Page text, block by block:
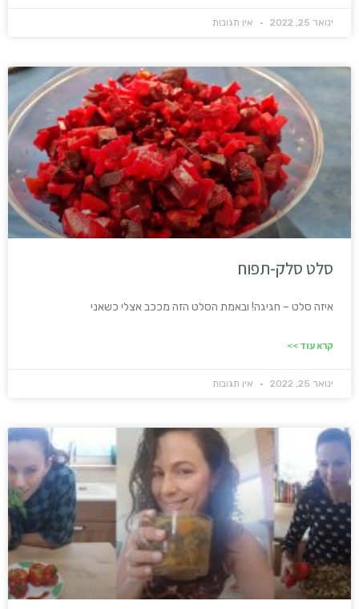
ינואר 25, 2022 אין תגובות
סלט סלק-תפוח
איזה סלט – חגיגה! ובאמת הסלט הזה מככב אצלי כשאני
קרא עוד >>
ינואר 25, 2022 אין תגובות